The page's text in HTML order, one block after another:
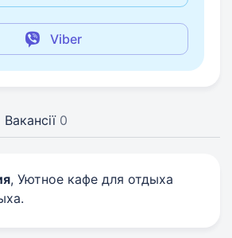
Viber
Вакансії 0
, Уютное кафе для отдыха